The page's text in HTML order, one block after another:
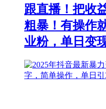
跟直播！把收
粗暴！有操作
业粉，单日变